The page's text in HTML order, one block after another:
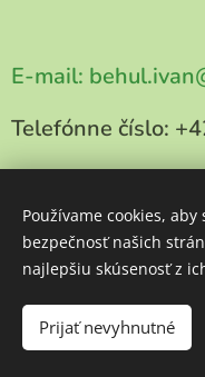
E-mail:
Telefónne číslo:
Copyright 2025
Používame cookies,
bezpečnosť našich
najlepšiu skúsenosť z
Prijať nevyhnutné